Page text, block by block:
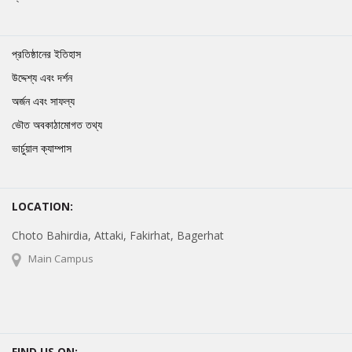
প্রতিষ্ঠানের ইতিহাস
উদ্দেশ্য এবং দর্শন
অর্জন এবং সাফল্য
ভৌত অবকাঠামোগত তথ্য
ভার্চুয়াল ক্যাম্পাস
LOCATION:
Choto Bahirdia, Attaki, Fakirhat, Bagerhat
Main Campus